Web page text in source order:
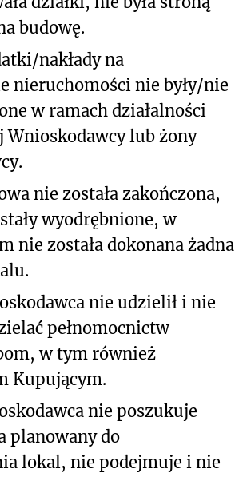
budowę.
nakłady na
nieruchomości nie były/nie
w ramach działalności
Wnioskodawcy lub żony
nie została zakończona,
wyodrębnione, w
nie została dokonana żadna
nie udzielił i nie
pełnomocnictw
w tym również
Kupującym.
nie poszukuje
planowany do
lokal, nie podejmuje i nie